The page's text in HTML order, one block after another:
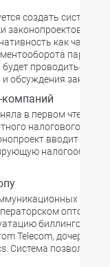
создать систему
на
как часть
будет проводиться в
обсуждения
в первом чтении
налогового
вводит в
оптовом
биллинговую
Telecom, дочернего
Система позволяет